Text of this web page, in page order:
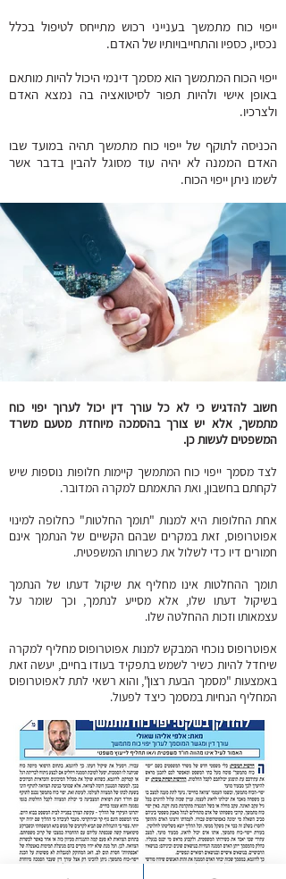
ייפוי כוח מתמשך בענייני רכוש מתייחס לטיפול בכלל
נכסיו, כספיו והתחייבויותיו של האדם.
ייפוי הכוח המתמשך הוא מסמך דינמי היכול להיות מותאם
באופן אישי ולהיות תפור לסיטואציה בה נמצא האדם
ולצרכיו.
הכניסה לתוקף של ייפוי כוח מתמשך תהיה במועד שבו
האדם הממנה לא יהיה עוד מסוגל להבין בדבר אשר
לשמו ניתן ייפוי הכוח.
חשוב להדגיש כי לא כל עורך דין יכול לערוך יפוי כוח
מתמשך, אלא יש צורך בהסמכה מיוחדת מטעם משרד
המשפטים לעשות כן.
לצד מסמך ייפוי כוח המתמשך קיימות חלופות נוספות שיש
לקחתם בחשבון, ואת התאמתם למקרה המדובר.
אחת החלופות היא למנות "תומך החלטות" כחלופה למינוי
אפוטרופוס, זאת במקרים שבהם הקשיים של הנתמך אינם
חמורים דיו כדי לשלול את כשרותו המשפטית.
תומך ההחלטות אינו מחליף את שיקול דעתו של הנתמך
בשיקול דעתו שלו, אלא מסייע לנתמך, וכך שומר על
עצמאותו וזכות ההחלטה שלו.
אפוטרופוס נוכחי המבקש למנות אפוטרופוס מחליף למקרה
שיחדל להיות כשיר לשמש בתפקיד בעודו בחיים, יעשה זאת
באמצעות "מסמך הבעת רצון", והוא רשאי לתת לאפוטרופוס
המחליף הנחיות במסמך כיצד לפעול.